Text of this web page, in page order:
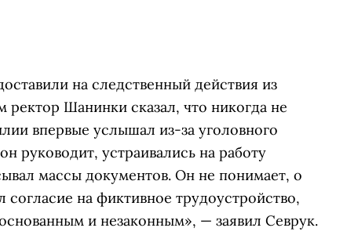
на следственный действия из
Шанинки сказал, что никогда не
впервые услышал из-за уголовного
руководит, устраивались на работу
массы документов. Он не понимает, о
на фиктивное трудоустройство,
и незаконным», — заявил Севрук.